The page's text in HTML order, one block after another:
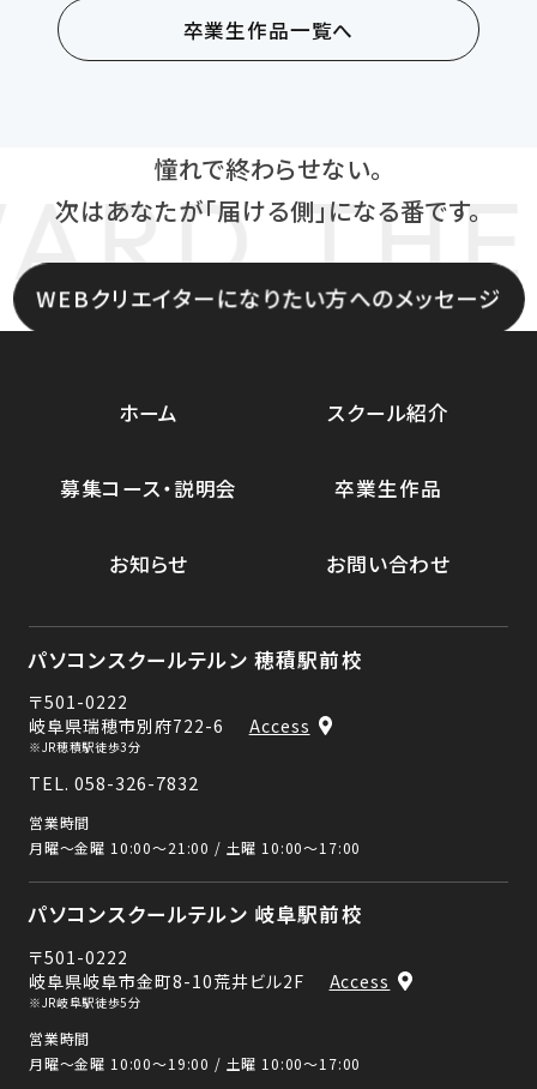
卒業生作品一覧へ
THE
憧れで終わらせない。
次はあなたが「届ける側」になる番です。
WEBクリエイターになりたい方へのメッセージ
ホーム スクール紹介
募集コース・説明会 卒業生作品
お知らせ お問い合わせ
パソコンスクールテルン 穂積駅前校
〒501-0222
岐阜県瑞穂市別府722-6
Access
※JR穂積駅徒歩3分
TEL. 058-326-7832
営業時間
月曜～金曜 10:00～21:00 / 土曜 10:00～17:00
パソコンスクールテルン 岐阜駅前校
〒501-0222
岐阜県岐阜市金町8-10荒井ビル2F
Access
※JR岐阜駅徒歩5分
営業時間
月曜～金曜 10:00～19:00 / 土曜 10:00～17:00